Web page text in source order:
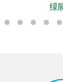
绿展队